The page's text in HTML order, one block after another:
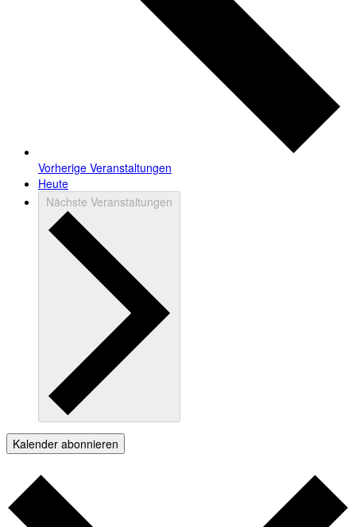
Vorherige Veranstaltungen
Heute
Nächste Veranstaltungen
Kalender abonnieren